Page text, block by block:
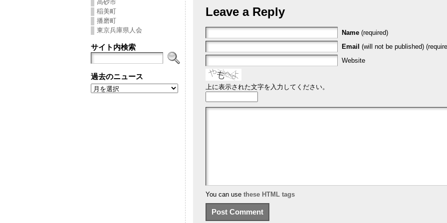
高砂市
稲美町
播磨町
東京兵庫県人会
サイト内検索
過去のニュース
Leave a Reply
Name (required)
Email (will not be published)
Website
上に表示された文字を入力してください。
You can use these HTML tags